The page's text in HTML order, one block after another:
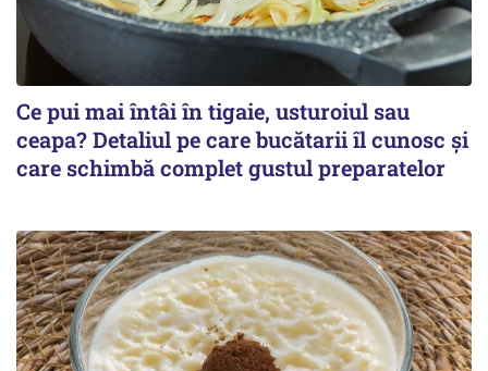
Ce pui mai întâi în tigaie, usturoiul sau
ceapa? Detaliul pe care bucătarii îl cunosc și
care schimbă complet gustul preparatelor